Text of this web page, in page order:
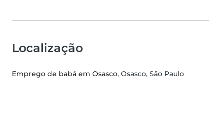
Localização
Emprego de babá em Osasco, Osasco, São Paulo